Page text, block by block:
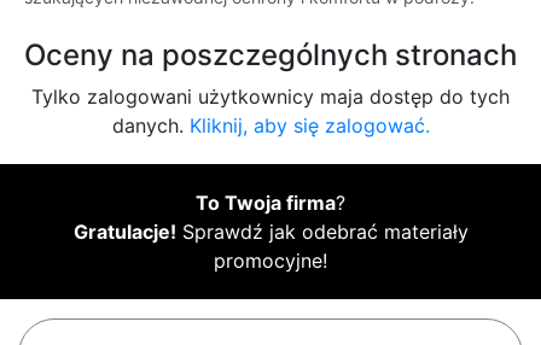
Oceny na poszczególnych stronach
Tylko zalogowani użytkownicy maja dostęp do tych
danych. Kliknij, aby się zalogować.
To Twoja firma?
Gratulacje! Sprawdź jak odebrać materiały
promocyjne!